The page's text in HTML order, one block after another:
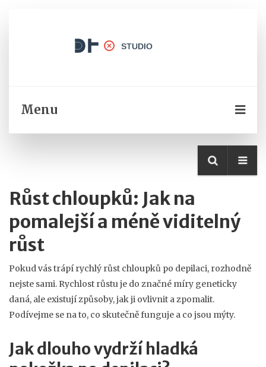
Menu
Růst chloupků: Jak na
pomalejší a méně viditelný
růst
Pokud vás trápí rychlý růst chloupků po depilaci, rozhodně
nejste sami. Rychlost růstu je do značné míry geneticky
daná, ale existují způsoby, jak ji ovlivnit a zpomalit.
Podívejme se na to, co skutečně funguje a co jsou mýty.
Jak dlouho vydrží hladká